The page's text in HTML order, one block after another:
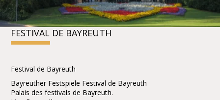
FESTIVAL DE BAYREUTH
Festival de Bayreuth
Bayreuther Festspiele Festival de Bayreuth
Palais des festivals de Bayreuth.